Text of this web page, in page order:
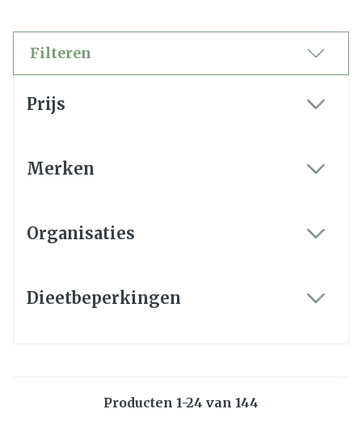
Filteren
Prijs
Merken
Organisaties
Dieetbeperkingen
Producten 1-24 van 144